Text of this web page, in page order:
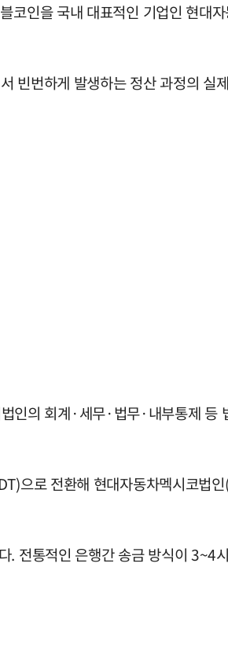
인을 국내 대표적인 기업인 현대
빈번하게 발생하는 정산 과정의
인의 회계·세무·법무·내부통제
으로 전환해 현대자동차멕시코법
전통적인 은행간 송금 방식이 3~4